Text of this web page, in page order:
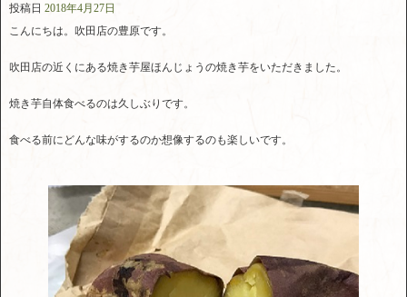
投稿日 2018年4月27日
こんにちは。吹田店の豊原です。
吹田店の近くにある焼き芋屋ほんじょうの焼き芋をいただきました。
焼き芋自体食べるのは久しぶりです。
食べる前にどんな味がするのか想像するのも楽しいです。